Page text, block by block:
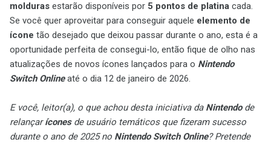
molduras estarão disponíveis por 5 pontos de platina cada.
Se você quer aproveitar para conseguir aquele elemento de
ícone tão desejado que deixou passar durante o ano, esta é a
oportunidade perfeita de consegui-lo, então fique de olho nas
atualizações de novos ícones lançados para o Nintendo
Switch Onlineaté o dia 12 de janeiro de 2026.
E você, leitor(a), o que achou desta iniciativa da Nintendode
relançaríconesde usuário temáticos que fizeram sucesso
durante o ano de 2025 no Nintendo Switch Online? Pretende